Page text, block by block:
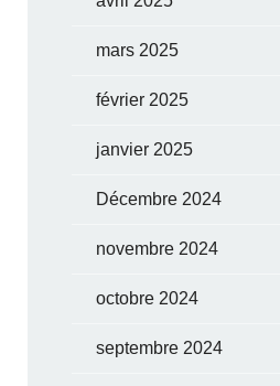
mars 2025
février 2025
janvier 2025
Décembre 2024
novembre 2024
octobre 2024
septembre 2024